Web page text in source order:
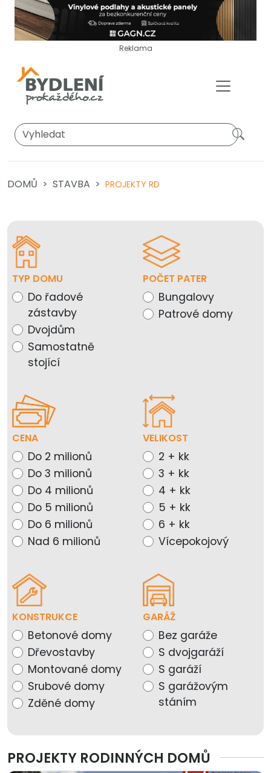
Reklama
DOMŮ STAVBA PROJEKTY RD
TYP DOMU
Do řadové
zástavby
Dvojdům
Samostatně
stojící
POČET PATER
Bungalovy
Patrové domy
CENA
Do 2 milionů
Do 3 milionů
Do 4 milionů
Do 5 milionů
Do 6 milionů
Nad 6 milionů
VELIKOST
2 + kk
3 + kk
4 + kk
5 + kk
6 + kk
Vícepokojový
KONSTRUKCE
Betonové domy
Dřevostavby
Montované domy
Srubové domy
Zděné domy
GARÁŽ
Bez garáže
S dvojgaráží
S garáží
S garážovým
stáním
PROJEKTY RODINNÝCH DOMŮ